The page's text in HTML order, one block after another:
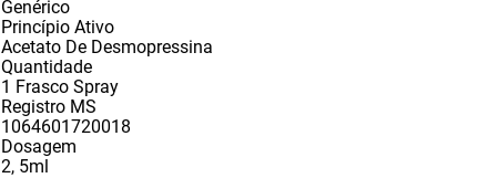
Genérico
Princípio Ativo
Acetato De Desmopressina
Quantidade
1 Frasco Spray
Registro MS
1064601720018
Dosagem
2, 5ml